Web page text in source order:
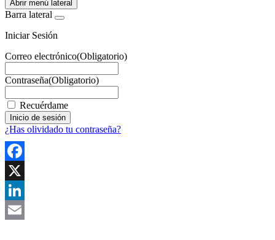
Abrir menú lateral
Barra lateral
Iniciar Sesión
Correo electrónico(Obligatorio)
Contraseña(Obligatorio)
Recuérdame
¿Has olividado tu contraseña?
Facebook
X
LinkedIn